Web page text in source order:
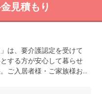
見積もり
は、要介護認定を受けて
する方が安心して暮らせ
ご入居者様・ご家族様お